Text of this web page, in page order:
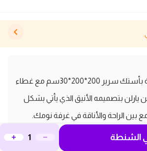
اكتشف طقم ملاية بأستك سرير 200*200*30سم مع غطاء
بتصميمه الأنيق الذي يأتي بشكل
بين الراحة والأناقة في غرفة نومك.
عالية من الأقمشة الناعمة التي توفر
الشنطة